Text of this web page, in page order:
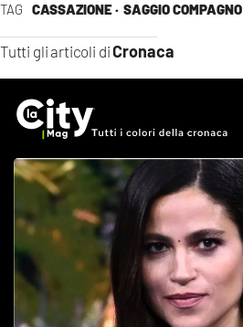
TAG CASSAZIONE · SAGGIO COMPAGNO
Tutti gli articoli diCronaca